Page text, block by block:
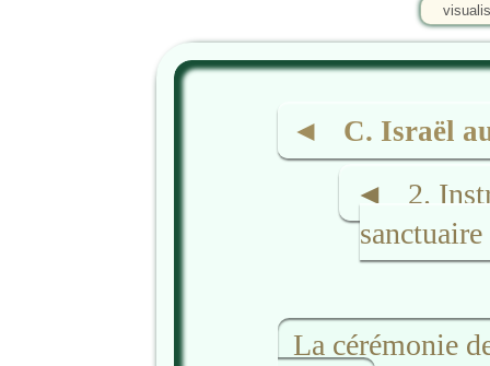
◄ C. Israël
◄ 2.
La cérémonie